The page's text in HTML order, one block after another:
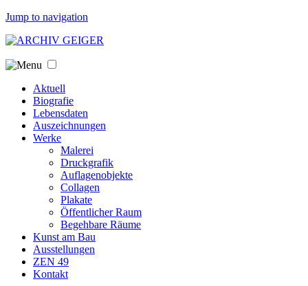
Jump to navigation
Aktuell
Biografie
Lebensdaten
Auszeichnungen
Werke
Malerei
Druckgrafik
Auflagenobjekte
Collagen
Plakate
Öffentlicher Raum
Begehbare Räume
Kunst am Bau
Ausstellungen
ZEN 49
Kontakt